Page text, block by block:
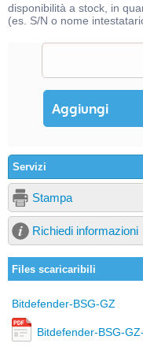
disponibilità a stock, in
(es. S/N o nome
Servizi
Stampa
Richiedi informazioni
Files scaricaribili
Bitdefender-BSG-GZ
Bitdefender-BSG-